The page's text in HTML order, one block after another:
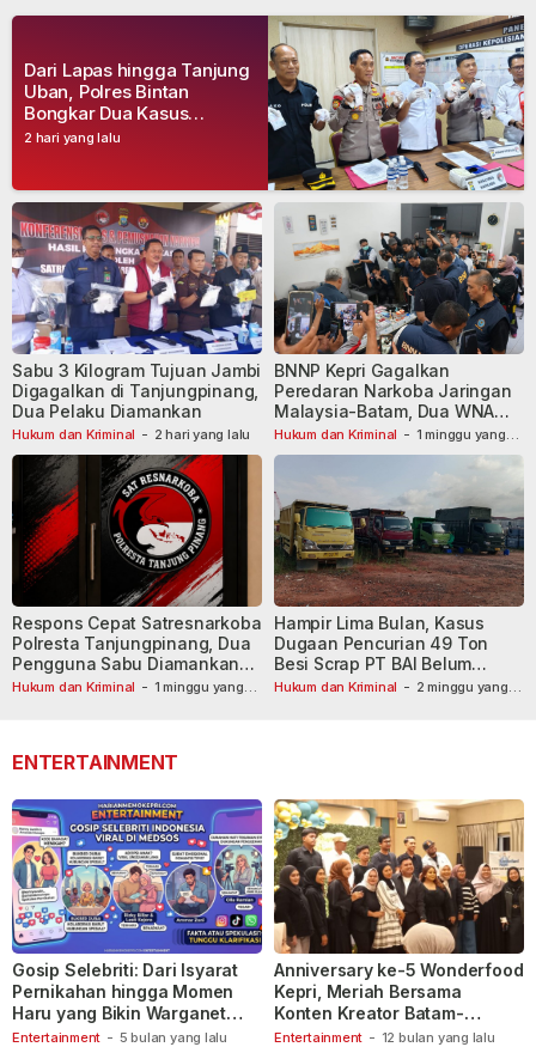
2 hari yang lalu
Dari Lapas hingga Tanjung
Uban, Polres Bintan
Bongkar Dua Kasus
Narkoba, Empat Tersangka
Hukum dan Kriminal - 2 hari yang lalu
Sabu 3 Kilogram Tujuan Jambi
Digagalkan di Tanjungpinang,
Dua Pelaku Diamankan
Hukum dan Kriminal - 1 minggu yang
BNNP Kepri Gagalkan
Peredaran Narkoba Jaringan
Malaysia-Batam, Dua WNA
Masih Diburu
Hukum dan Kriminal - 1 minggu yang
Respons Cepat Satresnarkoba
Polresta Tanjungpinang, Dua
Pengguna Sabu Diamankan
Usai Dilaporkan ke Call Center
Hukum dan Kriminal - 2 minggu yang
Hampir Lima Bulan, Kasus
Dugaan Pencurian 49 Ton
Besi Scrap PT BAI Belum
Tetapkan Tersangka
ENTERTAINMENT
Entertainment - 5 bulan yang lalu
Gosip Selebriti: Dari Isyarat
Pernikahan hingga Momen
Haru yang Bikin Warganet
Berspekulasi
Entertainment - 12 bulan yang lalu
Anniversary ke-5 Wonderfood
Kepri, Meriah Bersama
Konten Kreator Batam-
Tanjungpinang